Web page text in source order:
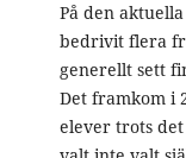
På den
bedrivit flera
generellt sett
Det framkom i
elever trots